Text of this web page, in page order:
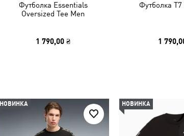
Футболка Essentials
Oversized Tee Men
1 790,00 ₴
Футболка T7
1
НОВИНКА НОВИНКА